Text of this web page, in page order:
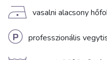
D vasalni alacsony
L professzionális